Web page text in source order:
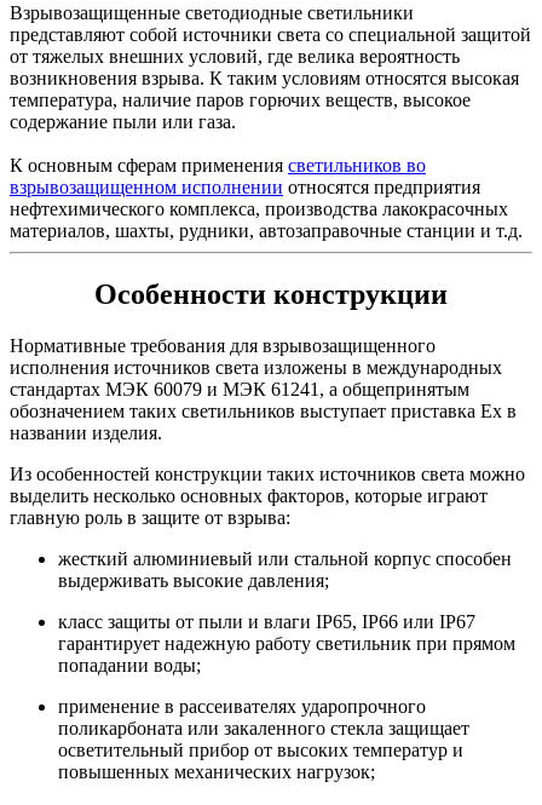
Взрывозащищенные светодиодные светильники
представляют собой источники света со специальной защитой
от тяжелых внешних условий, где велика вероятность
возникновения взрыва. К таким условиям относятся высокая
температура, наличие паров горючих веществ, высокое
содержание пыли или газа.
К основным сферам применения светильников во
взрывозащищенном исполнении относятся предприятия
нефтехимического комплекса, производства лакокрасочных
материалов, шахты, рудники, автозаправочные станции и т.д.
Особенности конструкции
Нормативные требования для взрывозащищенного
исполнения источников света изложены в международных
стандартах МЭК 60079 и МЭК 61241, а общепринятым
обозначением таких светильников выступает приставка Ex в
названии изделия.
Из особенностей конструкции таких источников света можно
выделить несколько основных факторов, которые играют
главную роль в защите от взрыва:
жесткий алюминиевый или стальной корпус способен
выдерживать высокие давления;
класс защиты от пыли и влаги IP65, IP66 или IP67
гарантирует надежную работу светильник при прямом
попадании воды;
применение в рассеивателях ударопрочного
поликарбоната или закаленного стекла защищает
осветительный прибор от высоких температур и
повышенных механических нагрузок;